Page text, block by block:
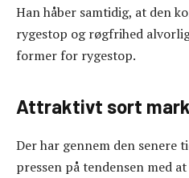
Han håber samtidig, at den
rygestop og røgfrihed
former for rygestop.
Attraktivt sort
Der har gennem den senere
pressen på tendensen med